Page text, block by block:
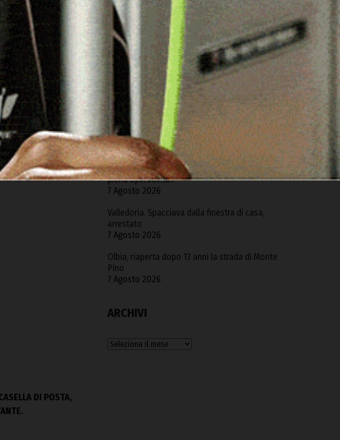
domiciliari.
servizi educativi
conferma agli Enti
È necessario, quindi,
in domanda per
il
DI POSTA,
ARTICOLI RECENTI
sequestrati oltre 6 kg di cocaina e hashish
provenienti dalla Spagna, 4 arresti tra Cagliari
e S.G. Suergiu
7 Agosto 2026
Strada Monte Pino, Piu: «In due anni abbiamo
sbloccato e consegnato un’opera
fondamentale»
7 Agosto 2026
Neurologia di Ozieri, Fp Cgil risponde all’Asl:
«Bene conferma reparto, ma sia garantita la
piena operatività»
7 Agosto 2026
Valledoria. Spacciava dalla finestra di casa,
arrestato
7 Agosto 2026
Olbia, riaperta dopo 13 anni la strada di Monte
Pino
7 Agosto 2026
ARCHIVI
Archivi